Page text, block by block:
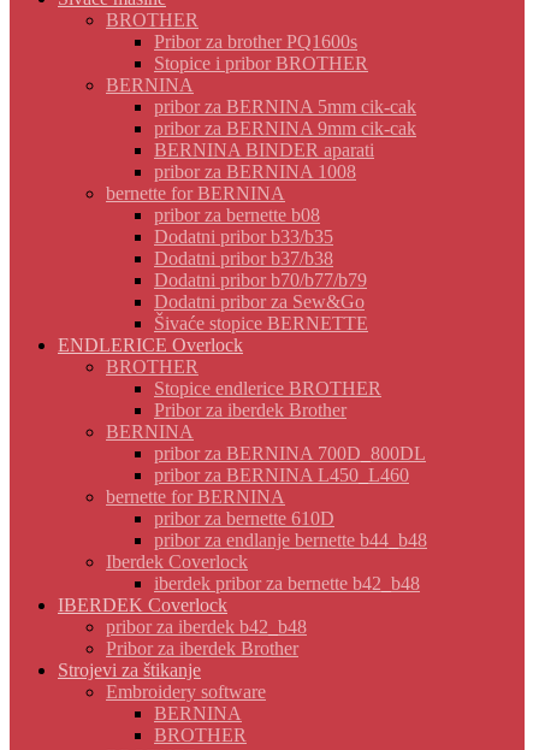
BROTHER
Pribor za brother PQ1600s
Stopice i pribor BROTHER
BERNINA
pribor za BERNINA 5mm cik-cak
pribor za BERNINA 9mm cik-cak
BERNINA BINDER aparati
pribor za BERNINA 1008
bernette for BERNINA
pribor za bernette b08
Dodatni pribor b33/b35
Dodatni pribor b37/b38
Dodatni pribor b70/b77/b79
Dodatni pribor za Sew&Go
Šivaće stopice BERNETTE
ENDLERICE Overlock
BROTHER
Stopice endlerice BROTHER
Pribor za iberdek Brother
BERNINA
pribor za BERNINA 700D_800DL
pribor za BERNINA L450_L460
bernette for BERNINA
pribor za bernette 610D
pribor za endlanje bernette b44_b48
Iberdek Coverlock
iberdek pribor za bernette b42_b48
IBERDEK Coverlock
pribor za iberdek b42_b48
Pribor za iberdek Brother
Strojevi za štikanje
Embroidery software
BERNINA
BROTHER